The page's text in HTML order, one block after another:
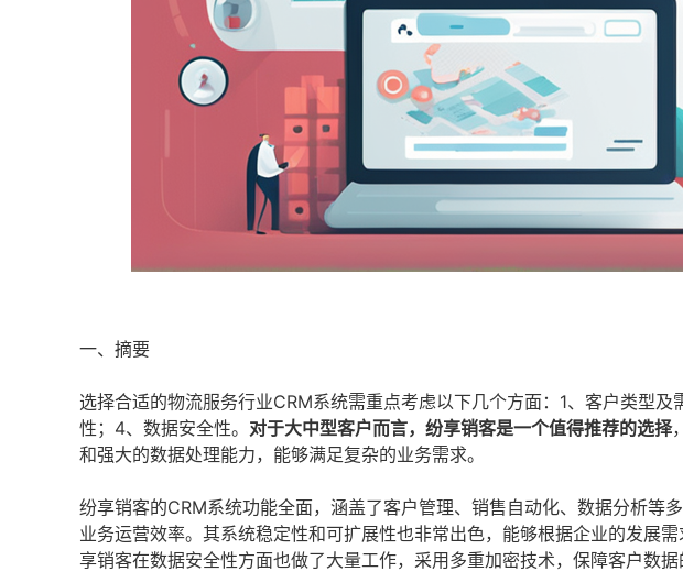
一、摘要
选择合适的物流服务行业CRM系统需重点考虑以下几个方面：1、客户类型
性；4、数据安全性。 对于大中型客户而言，纷享销客是一个值得推荐的选择
和强大的数据处理能力，能够满足复杂的业务需求。
纷享销客的CRM系统功能全面，涵盖了客户管理、销售自动化、数据分析等
业务运营效率。其系统稳定性和可扩展性也非常出色，能够根据企业的发展
享销客在数据安全性方面也做了大量工作，采用多重加密技术，保障客户数据